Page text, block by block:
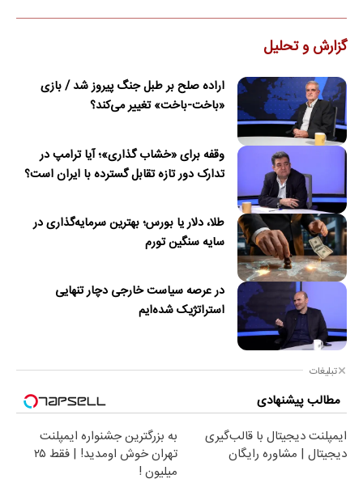
گزارش و تحلیل
اراده صلح بر طبل جنگ پیروز شد / بازی
«باخت-باخت» تغییر می‌کند؟
وقفه برای «خشاب گذاری»؛ آیا ترامپ در
تدارک دور تازه تقابل گسترده با ایران است؟
طلا، دلار یا بورس؛ بهترین سرمایه‌گذاری در
سایه سنگین تورم
در عرصه سیاست خارجی دچار تنهایی
استراتژیک شده‌ایم
تبلیغات
مطالب پیشنهادی
ایمپلنت دیجیتال با قالب‌گیری
دیجیتال | مشاوره رایگان
به بزرگترین جشنواره ایمپلنت
تهران خوش اومدید! | فقط ۲۵
میلیون !